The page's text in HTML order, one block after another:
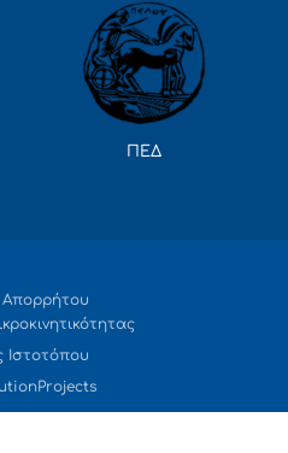
ΠΕΔ
Απορρήτου
Ιστοτόπου